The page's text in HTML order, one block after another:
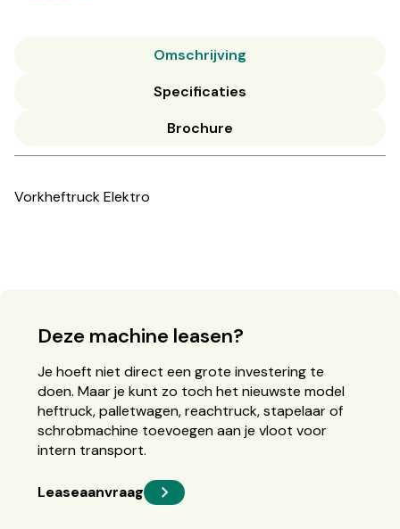
Omschrijving
Specificaties
Brochure
Vorkheftruck Elektro
Deze machine leasen?
Je hoeft niet direct een grote investering te
doen. Maar je kunt zo toch het nieuwste model
heftruck, palletwagen, reachtruck, stapelaar of
schrobmachine toevoegen aan je vloot voor
intern transport.
Leaseaanvraag